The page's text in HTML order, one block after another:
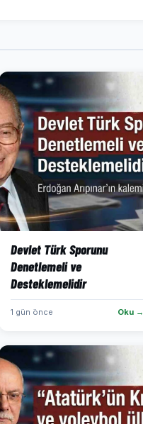
Devlet Türk Sporunu
Denetlemeli ve
Desteklemelidir
1 gün önce Oku →